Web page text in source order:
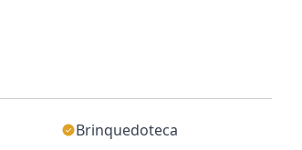
Brinquedoteca